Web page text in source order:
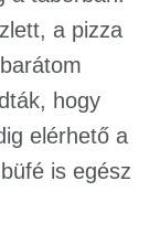
a pizza
hogy
elérhető a
is egész